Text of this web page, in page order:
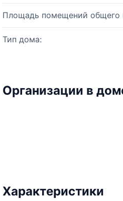
Площадь помещений общего
Тип дома:
Организации в
Характеристики